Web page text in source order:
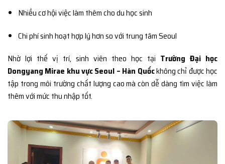
Nhiều cơ hội việc làm thêm cho du học sinh
Chi phí sinh hoạt hợp lý hơn so với trung tâm Seoul
Nhờ lợi thế vị trí, sinh viên theo học tại Trường Đại học
Dongyang Mirae khu vực Seoul – Hàn Quốckhông chỉ được học
tập trong môi trường chất lượng cao mà còn dễ dàng tìm việc làm
thêm với mức thu nhập tốt.